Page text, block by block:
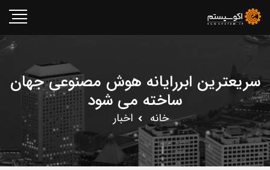
سریعترین ابررایانه هوش مصنوعی جهان
ساخته می شود
خانه اخبار